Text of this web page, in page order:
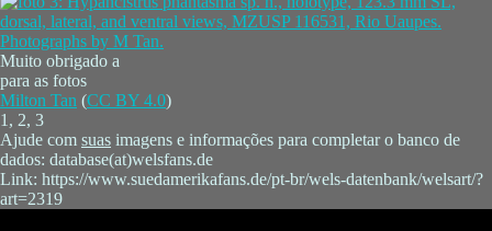
Muito obrigado a
para as fotos
Milton Tan (CC BY 4.0)
1, 2, 3
Ajude com suas imagens e informações para completar o banco de
dados: database(at)welsfans.de
Link: https://www.suedamerikafans.de/pt-br/wels-datenbank/welsart/?
art=2319